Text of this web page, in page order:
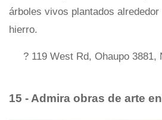
árboles vivos plantados
hierro.
? 119 West Rd, Ohaupo 3881,
15 - Admira obras de arte